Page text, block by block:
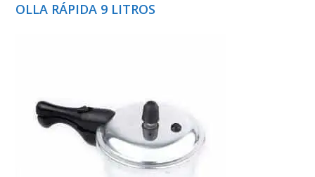
OLLA RÁPIDA 9 LITROS